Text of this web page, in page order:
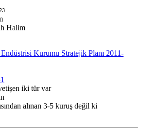
Kurumu Stratejik Planı 2011-
iki tür var
alınan 3-5 kuruş değil ki